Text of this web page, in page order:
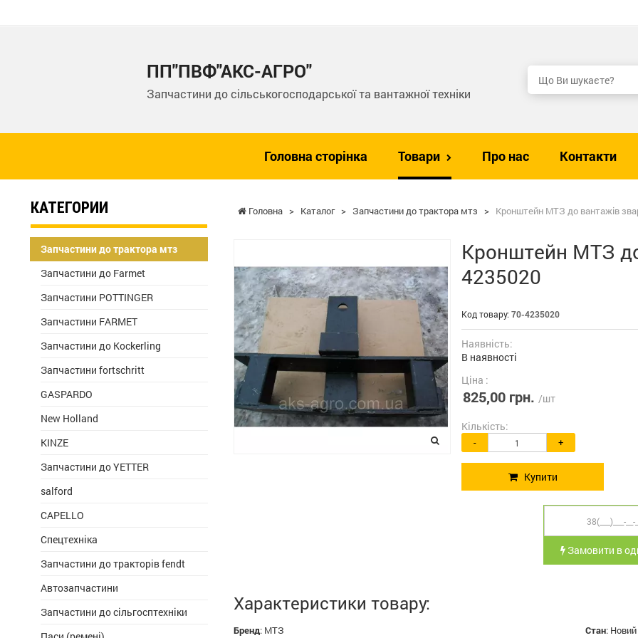
ПП"ПВФ"АКС-АГРО"
Запчастини до сільськогосподарської та вантажної техніки
Головна сторінка Товари Про нас Контакти
Головна > Каталог > Запчастини до трактора мтз > Кронштейн МТЗ до вантажів
Кронштейн МТЗ
4235020
Код товару: 70-4235020
Наявність:
В наявності
Ціна :
825,00 грн. /шт
Кількість:
- +
Купити
Замовити в
Характеристики товару:
Бренд: МТЗ Стан: Новий
КАТЕГОРИИ
Запчастини до трактора мтз
Запчастини до Farmet
Запчастини POTTINGER
Запчастини FARMET
Запчастини до Kockerling
Запчастини fortschritt
GASPARDO
New Holland
KINZE
Запчастини до YETTER
salford
CAPELLO
Спецтехніка
Запчастини до тракторів fendt
Автозапчастини
Запчастини до сільгосптехніки